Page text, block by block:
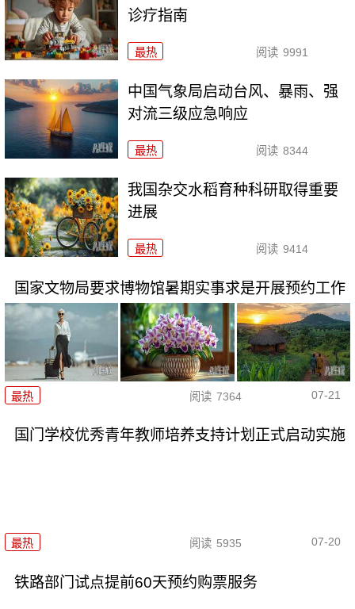
诊疗指南
最热 阅读 9991
中国气象局启动台风、暴雨、强
对流三级应急响应
最热 阅读 8344
我国杂交水稻育种科研取得重要
进展
最热 阅读 9414
国家文物局要求博物馆暑期实事求是开展预约工作
最热 阅读 7364 07-21
国门学校优秀青年教师培养支持计划正式启动实施
最热 阅读 5935 07-20
铁路部门试点提前60天预约购票服务